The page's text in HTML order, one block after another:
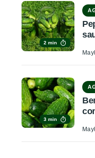
2 min
3 min